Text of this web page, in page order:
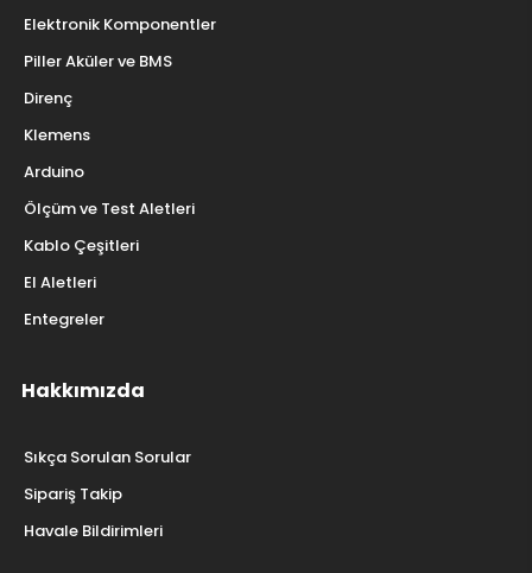
Elektronik Komponentler
Piller Aküler ve BMS
Direnç
Klemens
Arduino
Ölçüm ve Test Aletleri
Kablo Çeşitleri
El Aletleri
Entegreler
Hakkımızda
Sıkça Sorulan Sorular
Sipariş Takip
Havale Bildirimleri